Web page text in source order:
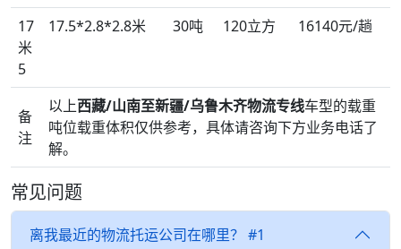
17
米
5
17.5*2.8*2.8米 30吨 120立方 16140元/趟
备
注
以上西藏/山南至新疆/乌鲁木齐物流专线车型的载重
吨位载重体积仅供参考，具体请咨询下方业务电话了
解。
常见问题
离我最近的物流托运公司在哪里？ #1